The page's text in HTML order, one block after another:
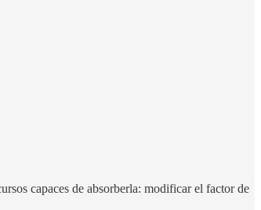
capaces de absorberla: modificar el factor de